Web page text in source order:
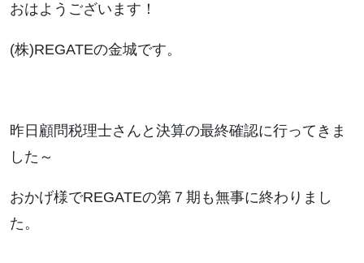
おはようございます！
(株)REGATEの金城です。
昨日顧問税理士さんと決算の最終確認に行ってきま
した～
おかげ様でREGATEの第７期も無事に終わりまし
た。